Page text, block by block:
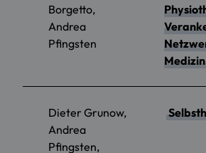
Borgetto,
Andrea
Pfingsten
Medizin
Dieter Grunow,
Andrea
Pfingsten,